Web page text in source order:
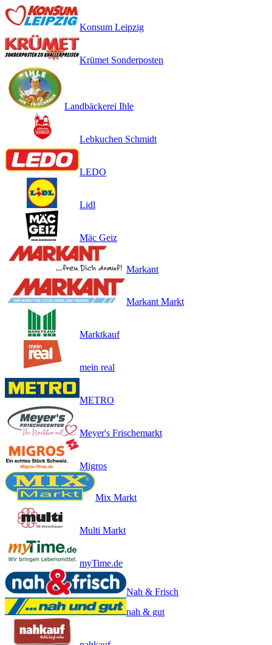
Konsum Leipzig
Krümet Sonderposten
Landbäckerei Ihle
Lebkuchen Schmidt
LEDO
Lidl
Mäc Geiz
Markant
Markant Markt
Marktkauf
mein real
METRO
Meyer's Frischemarkt
Migros
Mix Markt
Multi Markt
myTime.de
Nah & Frisch
nah & gut